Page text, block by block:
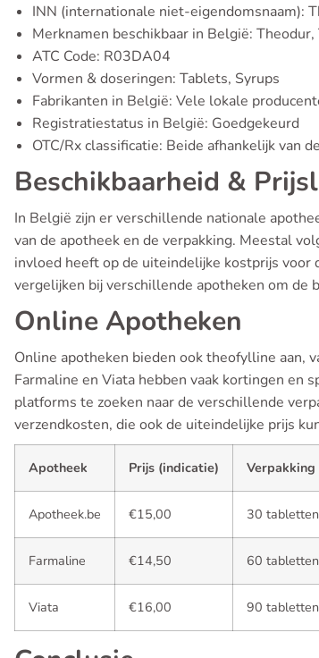
INN (internationale niet-eigendomsnaam):
Merknamen beschikbaar in België:
ATC Code: R03DA04
Vormen & doseringen: Tablets, Syrups
Fabrikanten in België: Vele lokale
Registratiestatus in België: Goedgekeurd
OTC/Rx classificatie: Beide afhankelijk van
Beschikbaarheid &
In België zijn er verschillende nationale
van de apotheek en de verpakking. Meestal
invloed heeft op de uiteindelijke kostprijs
vergelijken bij verschillende apotheken om de
Online Apotheken
Online apotheken bieden ook theofylline aan,
Farmaline en Viata hebben vaak kortingen en
platforms te zoeken naar de verschillende
verzendkosten, die ook de uiteindelijke prijs
Apotheek Prijs (indicatie) Verpakking
Apotheek.be €15,00 30 tabletten
Farmaline €14,50 60 tabletten
Viata €16,00 90 tabletten